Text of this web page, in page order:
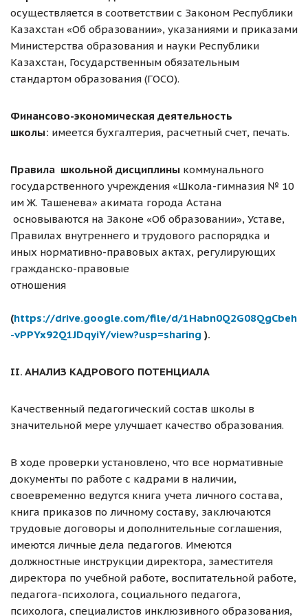
осуществляется в соответствии с Законом Республики
Казахстан «Об образовании», указаниями и приказами
Министерства образования и науки Республики
Казахстан, Государственным обязательным
стандартом образования (ГОСО).
Финансово-экономическая деятельность
школы: имеется бухгалтерия, расчетный счет, печать.
Правила школьной дисциплины коммунального
государственного учреждения «Школа-гимназия № 10
им Ж. Ташенева» акимата города Астана
основываются на Законе «Об образовании», Уставе,
Правилах внутреннего и трудового распорядка и
иных нормативно-правовых актах, регулирующих
гражданско-правовые
отношения
(https://drive.google.com/file/d/1Habn0Q2G08QgCbeh
-vPPYx92Q1JDqyiY/view?usp=sharing ).
II. АНАЛИЗ КАДРОВОГО ПОТЕНЦИАЛА
Качественный педагогический состав школы в
значительной мере улучшает качество образования.
В ходе проверки установлено, что все нормативные
документы по работе с кадрами в наличии,
своевременно ведутся книга учета личного состава,
книга приказов по личному составу, заключаются
трудовые договоры и дополнительные соглашения,
имеются личные дела педагогов. Имеются
должностные инструкции директора, заместителя
директора по учебной работе, воспитательной работе,
педагога-психолога, социального педагога,
психолога, специалистов инклюзивного образования,